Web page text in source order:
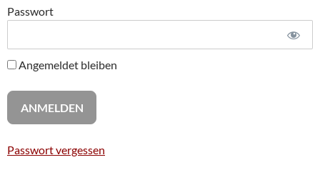
Passwort
Angemeldet bleiben
Passwort vergessen